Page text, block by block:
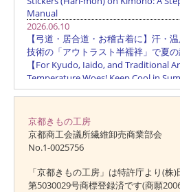
京都きもの工房
京都商工会議所繊維卸売商業部会
No.1-0025756
「京都きもの工房」は特許庁より(株
第5030029号商標登録済です(商願